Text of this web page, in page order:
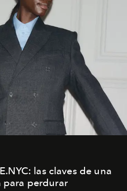
las claves de una
para perdurar